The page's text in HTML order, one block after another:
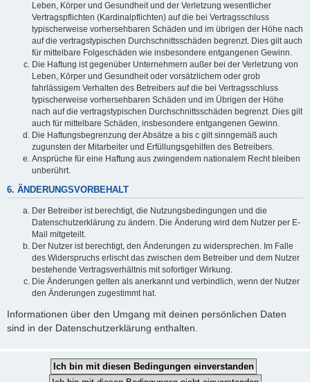
Leben, Körper und Gesundheit und der Verletzung wesentlicher
Vertragspflichten (Kardinalpflichten) auf die bei Vertragsschluss
typischerweise vorhersehbaren Schäden und im übrigen der Höhe nach
auf die vertragstypischen Durchschnittsschäden begrenzt. Dies gilt auch
für mittelbare Folgeschäden wie insbesondere entgangenen Gewinn.
Die Haftung ist gegenüber Unternehmern außer bei der Verletzung von
Leben, Körper und Gesundheit oder vorsätzlichem oder grob
fahrlässigem Verhalten des Betreibers auf die bei Vertragsschluss
typischerweise vorhersehbaren Schäden und im Übrigen der Höhe
nach auf die vertragstypischen Durchschnittsschäden begrenzt. Dies gilt
auch für mittelbare Schäden, insbesondere entgangenen Gewinn.
Die Haftungsbegrenzung der Absätze a bis c gilt sinngemäß auch
zugunsten der Mitarbeiter und Erfüllungsgehilfen des Betreibers.
Ansprüche für eine Haftung aus zwingendem nationalem Recht bleiben
unberührt.
6. ÄNDERUNGSVORBEHALT
Der Betreiber ist berechtigt, die Nutzungsbedingungen und die
Datenschutzerklärung zu ändern. Die Änderung wird dem Nutzer per E-
Mail mitgeteilt.
Der Nutzer ist berechtigt, den Änderungen zu widersprechen. Im Falle
des Widerspruchs erlischt das zwischen dem Betreiber und dem Nutzer
bestehende Vertragsverhältnis mit sofortiger Wirkung.
Die Änderungen gelten als anerkannt und verbindlich, wenn der Nutzer
den Änderungen zugestimmt hat.
Informationen über den Umgang mit deinen persönlichen Daten
sind in der Datenschutzerklärung enthalten.